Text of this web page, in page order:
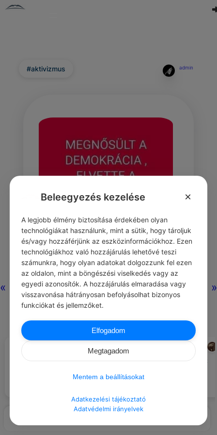
« »
#aktivizmus admin
4 7 0
Nincs még
hozzászólás.
#IDÉZETEK EMBEREK
A kifogás, hogy „én már csak
költséges életmód jelszava.
JUHÁSZ GYULA
Ha egyszer tavasz akar lenni: az
erőlködnek és tiltakoznak.
Beleegyezés kezelése ×
A legjobb élmény biztosítása érdekében olyan
technológiákat használunk, mint a sütik, hogy tároljuk
és/vagy hozzáférjünk az eszközinformációkhoz. Ezen
technológiákhoz való hozzájárulás lehetővé teszi
számunkra, hogy olyan adatokat dolgozzunk fel ezen
az oldalon, mint a böngészési viselkedés vagy az
egyedi azonosítók. A hozzájárulás elmaradása vagy
visszavonása hátrányosan befolyásolhat bizonyos
funkciókat és jellemzőket.
Elfogadom
Megtagadom
Mentem a beállításokat
Adatkezelési tájékoztató
Adatvédelmi irányelvek